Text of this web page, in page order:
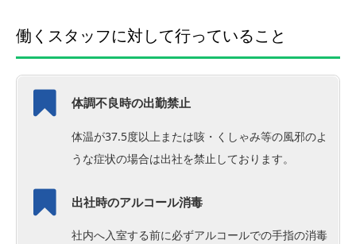
働くスタッフに対して行っていること
体調不良時の出勤禁止
体温が37.5度以上または咳・くしゃみ等の風邪のよ
うな症状の場合は出社を禁止しております。
出社時のアルコール消毒
社内へ入室する前に必ずアルコールでの手指の消毒